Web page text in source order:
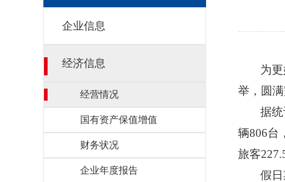
企业信息
经济信息
经营情况
国有资产保值增值
财务状况
企业年度报告
为
举，圆
据统
辆806台
旅客
假